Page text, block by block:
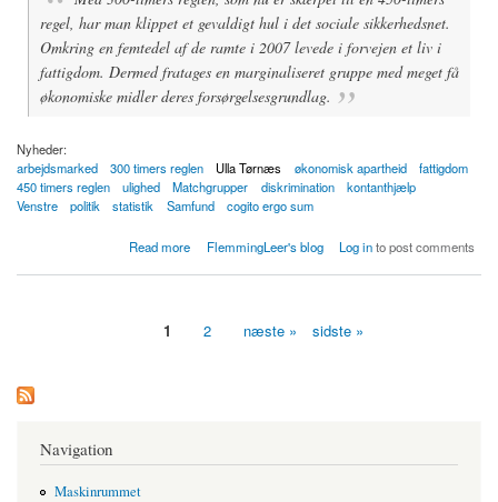
regel, har man klippet et gevaldigt hul i det sociale sikkerhedsnet.
Omkring en femtedel af de ramte i 2007 levede i forvejen et liv i
fattigdom. Dermed fratages en marginaliseret gruppe med meget få
økonomiske midler deres forsørgelsesgrundlag.
Nyheder:
arbejdsmarked
300 timers reglen Ulla Tørnæs økonomisk apartheid
fattigdom
450 timers reglen
ulighed Matchgrupper diskrimination
kontanthjælp
Venstre
politik statistik Samfund cogito ergo sum
Read more
about Fattigdom: 300-timers reglen har klippet hul i det sociale sikkerhedsnet
FlemmingLeer's blog Log into post comments
1 2 næste » sidste »
Navigation
Maskinrummet